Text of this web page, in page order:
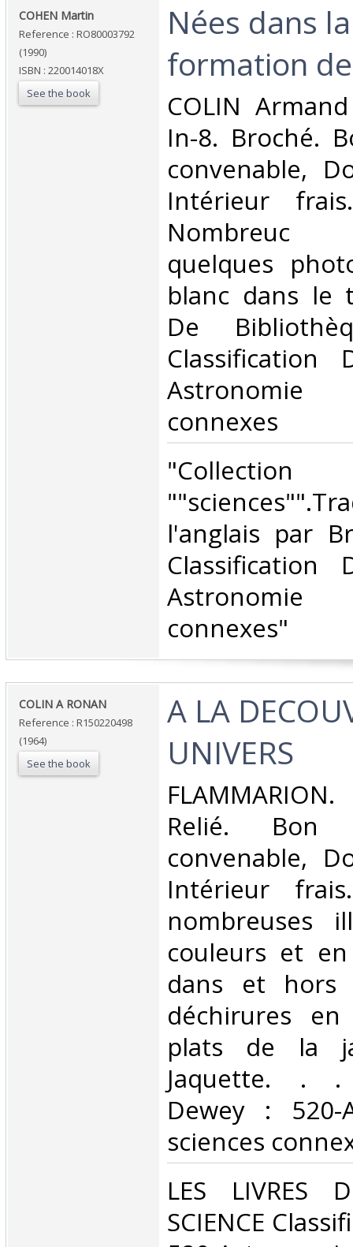
‎COHEN Martin‎
Reference : RO80003792
(1990)
ISBN : 220014018X
See the book
‎Nées dans
formation
‎COLIN
In-8. Broché.
convenable,
Intérieur
quelques
blanc dans le
De
Classification
Astronomie
connexes‎
‎"Collection
l'anglais par
Classification
Astronomie
connexes"‎
‎COLIN A RONAN‎
Reference : R150220498
(1964)
See the book
‎A LA
UNIVERS‎
Relié. Bon
convenable,
Intérieur
nombreuses
couleurs et
dans et hors
déchirures
plats de la
Jaquette. . .
Dewey : 520-
sciences
‎LES LIVRES
SCIENCE